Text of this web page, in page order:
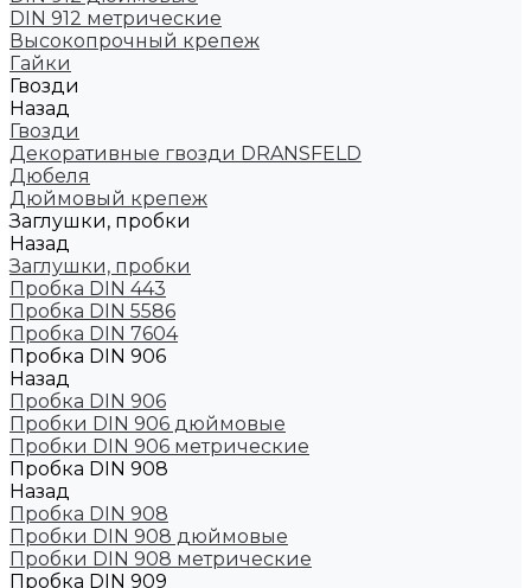
DIN 912 метрические
Высокопрочный крепеж
Гайки
Гвозди
Назад
Гвозди
Декоративные гвозди DRANSFELD
Дюбеля
Дюймовый крепеж
Заглушки, пробки
Назад
Заглушки, пробки
Пробка DIN 443
Пробка DIN 5586
Пробка DIN 7604
Пробка DIN 906
Назад
Пробка DIN 906
Пробки DIN 906 дюймовые
Пробки DIN 906 метрические
Пробка DIN 908
Назад
Пробка DIN 908
Пробки DIN 908 дюймовые
Пробки DIN 908 метрические
Пробка DIN 909